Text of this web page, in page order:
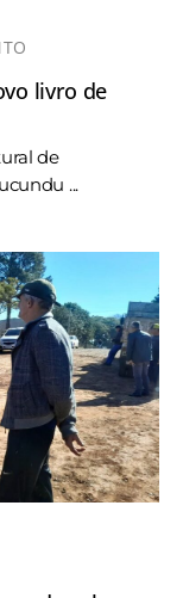
livro de
de
...